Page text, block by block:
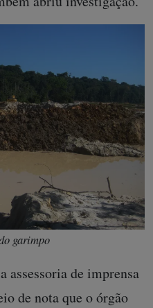
garimpo
assessoria de imprensa
de nota que o órgão